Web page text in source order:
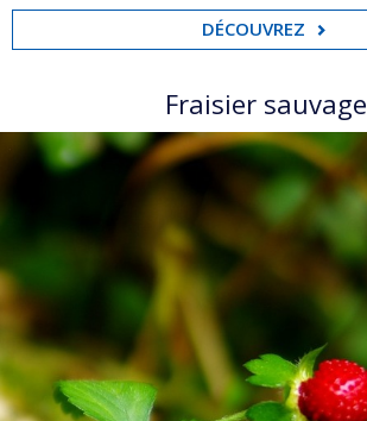
DÉCOUVREZ
Fraisier sauvage